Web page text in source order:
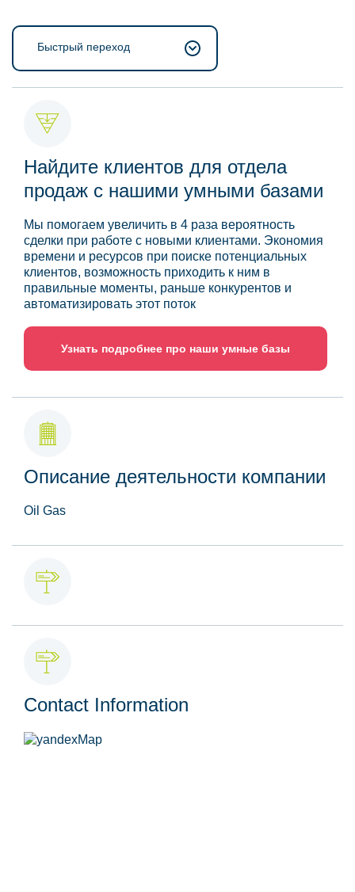
Быстрый переход
Найдите клиентов для отдела
продаж с нашими умными базами
Мы помогаем увеличить в 4 раза вероятность
сделки при работе с новыми клиентами. Экономия
времени и ресурсов при поиске потенциальных
клиентов, возможность приходить к ним в
правильные моменты, раньше конкурентов и
автоматизировать этот поток
Узнать подробнее про наши умные базы
Описание деятельности компании
Oil Gas
Contact Information